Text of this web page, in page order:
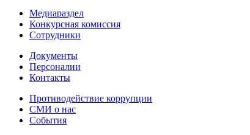
Медиараздел
Конкурсная комиссия
Сотрудники
Документы
Персоналии
Контакты
Противодействие коррупции
СМИ о нас
События